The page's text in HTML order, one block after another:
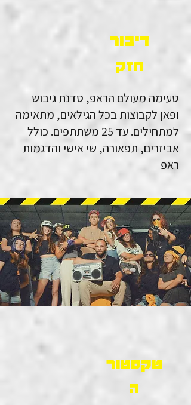
דיבור
חזק
טעימה מעולם הראפ, סדנת גיבוש
ופאן לקבוצות בכל הגילאים, מתאימה
למתחילים. עד 25 משתתפים. כולל
אביזרים, תפאורה, שי אישי והדגמות
ראפ
טקסטור
ה